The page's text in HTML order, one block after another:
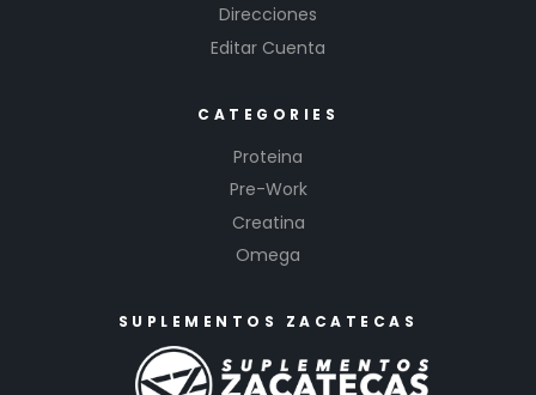
Direcciones
Editar Cuenta
CATEGORIES
Proteina
Pre-Work
Creatina
Omega
SUPLEMENTOS ZACATECAS